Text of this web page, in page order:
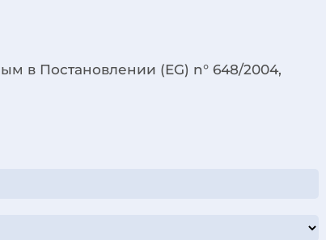
в Постановлении (EG) n° 648/2004,